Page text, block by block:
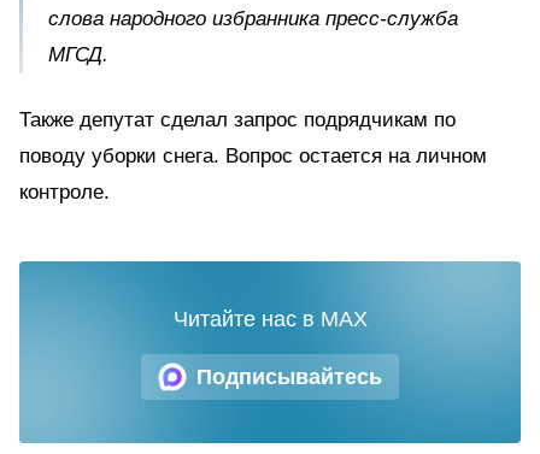
слова народного избранника пресс-служба
МГСД.
Также депутат сделал запрос подрядчикам по
поводу уборки снега. Вопрос остается на личном
контроле.
Подписывайтесь
Читайте нас в MAX